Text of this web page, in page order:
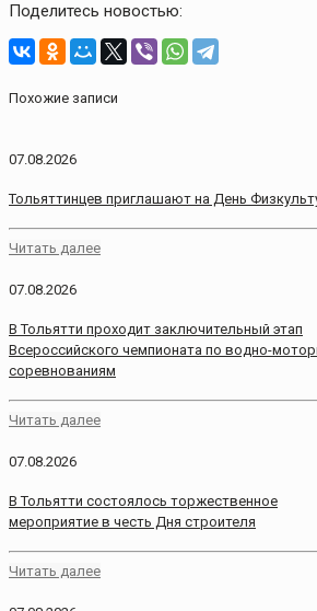
Поделитесь новостью:
Похожие записи
07.08.2026
Тольяттинцев приглашают на День
Читать далее
07.08.2026
В Тольятти проходит заключительный этап
Всероссийского чемпионата по водно-
соревнованиям
Читать далее
07.08.2026
В Тольятти состоялось торжественное
мероприятие в честь Дня строителя
Читать далее